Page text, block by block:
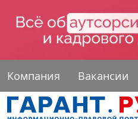
Компания Вакансии